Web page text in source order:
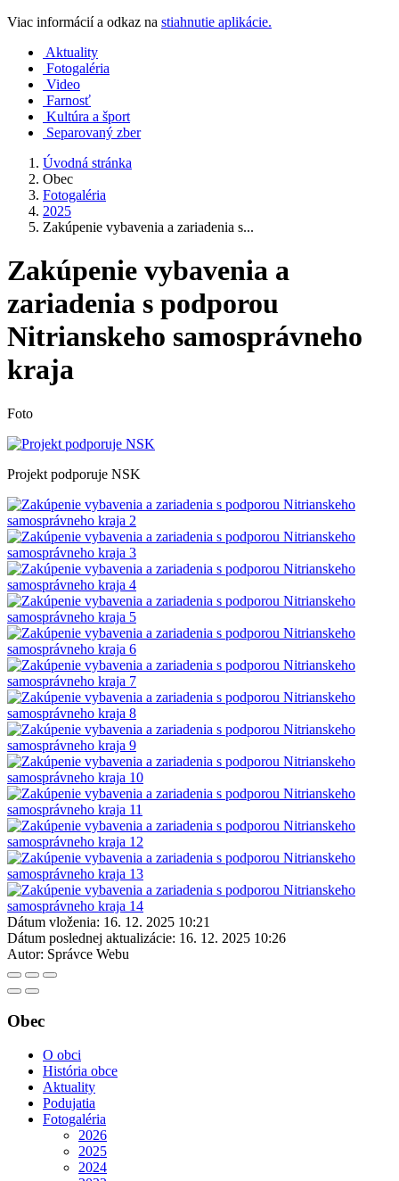
Viac informácií a odkaz na stiahnutie aplikácie.
Aktuality
Fotogaléria
Video
Farnosť
Kultúra a šport
Separovaný zber
Úvodná stránka
Obec
Fotogaléria
2025
Zakúpenie vybavenia a zariadenia s...
Zakúpenie vybavenia a
zariadenia s podporou
Nitrianskeho samosprávneho
kraja
Foto
Projekt podporuje NSK
Dátum vloženia: 16. 12. 2025 10:21
Dátum poslednej aktualizácie: 16. 12. 2025 10:26
Autor: Správce Webu
Obec
O obci
História obce
Aktuality
Podujatia
Fotogaléria
2026
2025
2024